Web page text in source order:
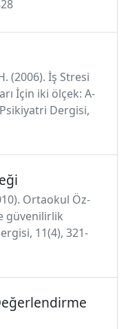
(2006). İş Stresi
İçin iki ölçek: A-
Dergisi,
Ortaokul Öz-
güvenilirlik
11(4), 321-